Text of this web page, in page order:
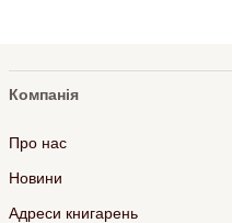
Компанія
Про нас
Новини
Адреси книгарень